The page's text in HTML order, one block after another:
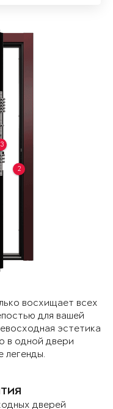
2
восхищает всех
для вашей
эстетика
в одной двери
легенды.
дверей